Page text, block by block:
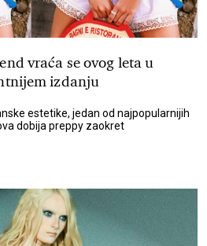
vraća se ovog leta u
izdanju
estetike, jedan od najpopularnijih
dobija preppy zaokret